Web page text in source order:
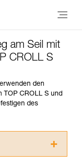
am Seil mit
CROLL S
den
TOP CROLL S und
des